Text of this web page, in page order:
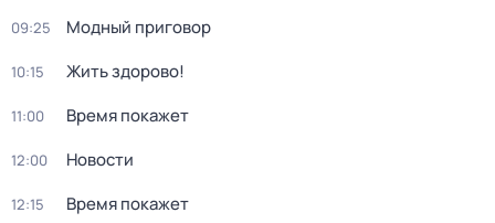
09:25 Модный приговор
10:15 Жить здорово!
11:00 Время покажет
12:00 Новости
12:15 Время покажет